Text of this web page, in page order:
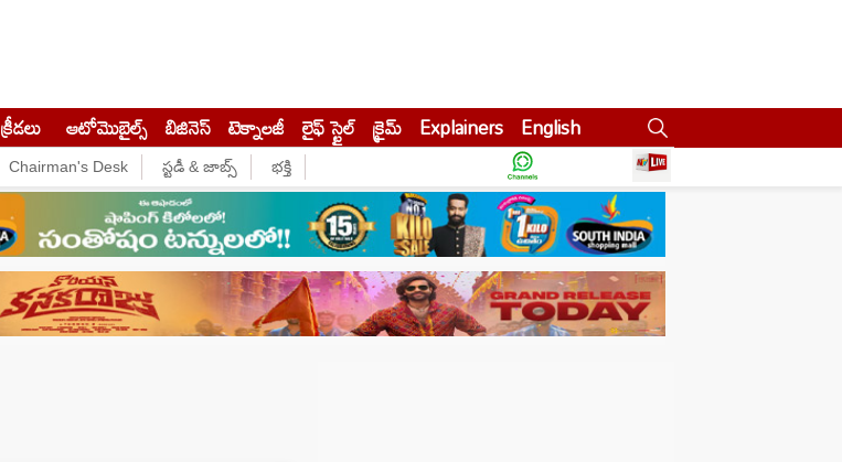
క్రీడలు ఆటోమొబైల్స్ బిజినెస్‌ టెక్నాలజీ లైఫ్ స్టైల్ క్రైమ్ Explainers English
Chairman's Desk స్టడీ & జాబ్స్ భక్తి